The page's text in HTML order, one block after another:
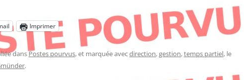
Imprimer
dansPostes pourvus, et marquée avecdirection,gestion,temps partiel, le
.